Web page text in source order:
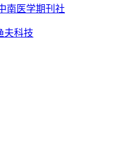
南医学期刊社
夫科技